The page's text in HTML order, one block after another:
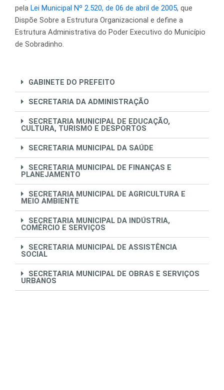
k
a
m
pela Lei Municipal Nº 2.520, de 06 de abril de 2005, que
Dispõe Sobre a Estrutura Organizacional e define a
Estrutura Administrativa do Poder Executivo do Município
de Sobradinho.
GABINETE DO PREFEITO
SECRETARIA DA ADMINISTRAÇÃO
SECRETARIA MUNICIPAL DE EDUCAÇÃO,
CULTURA, TURISMO E DESPORTOS
SECRETARIA MUNICIPAL DA SAÚDE
SECRETARIA MUNICIPAL DE FINANÇAS E
PLANEJAMENTO
SECRETARIA MUNICIPAL DE AGRICULTURA E
MEIO AMBIENTE
SECRETARIA MUNICIPAL DA INDÚSTRIA,
COMÉRCIO E SERVIÇOS
SECRETARIA MUNICIPAL DE ASSISTÊNCIA
SOCIAL
SECRETARIA MUNICIPAL DE OBRAS E SERVIÇOS
URBANOS